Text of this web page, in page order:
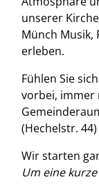
unserer
Münch Musik,
erleben.
Fühlen Sie
vorbei, immer
(Hechelstr. 44)
Wir starten
Um eine